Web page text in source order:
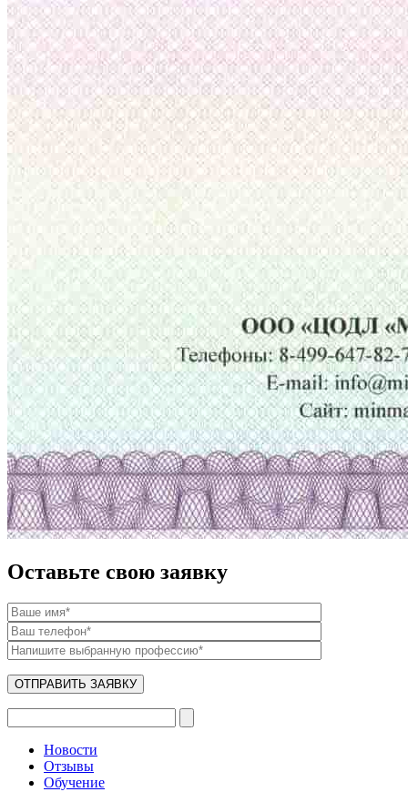
Оставьте свою заявку
Новости
Отзывы
Обучение